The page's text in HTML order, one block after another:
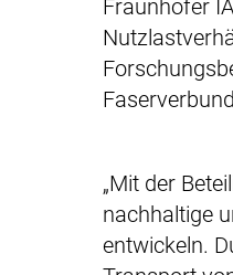
Fraunhofer
„Mit der
nachhaltige
entwickeln.